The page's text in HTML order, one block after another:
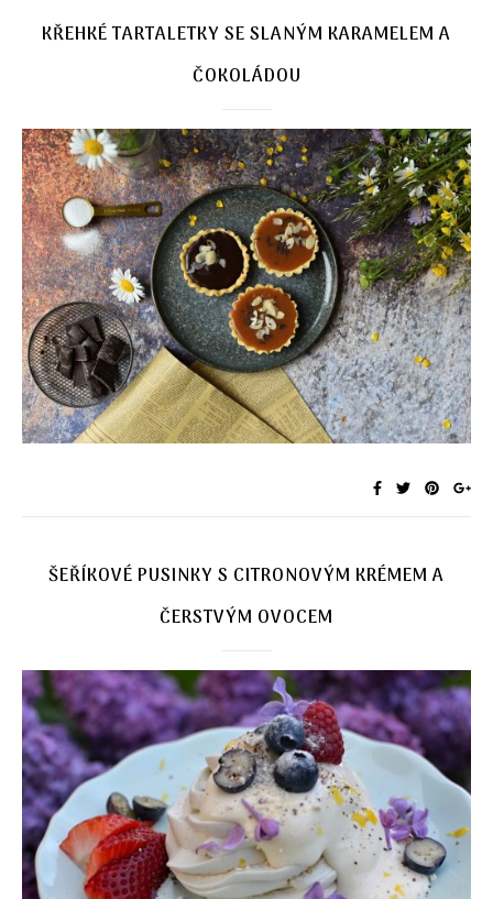
KŘEHKÉ TARTALETKY SE SLANÝM KARAMELEM A
ČOKOLÁDOU
ŠEŘÍKOVÉ PUSINKY S CITRONOVÝM KRÉMEM A
ČERSTVÝM OVOCEM